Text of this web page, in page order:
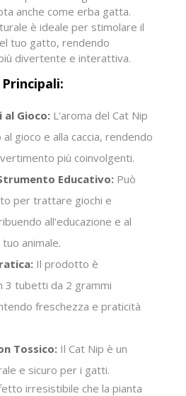
anche come erba gatta.
è ideale per stimolare il
tuo gatto, rendendo
divertente e interattiva.
Gioco: L'aroma del Cat Nip
gioco e alla caccia, rendendo
più coinvolgenti.
Educativo: Può
per trattare giochi e
all'educazione e al
animale.
Il prodotto è
3 tubetti da 2 grammi
freschezza e praticità
Tossico: Il Cat Nip è un
e sicuro per i gatti.
irresistibile che la pianta